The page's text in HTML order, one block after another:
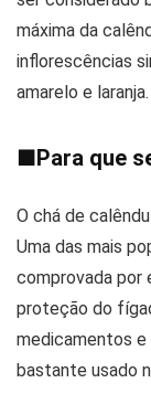
máxima da
inflorescências
amarelo e laranja.
■Para que
O chá de
Uma das mais
comprovada por
proteção do
medicamentos
bastante usado